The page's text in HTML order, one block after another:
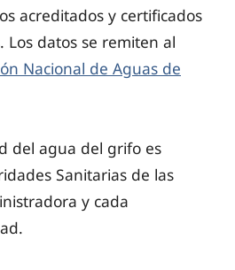
acreditados y certificados
datos se remiten al
Nacional de Aguas de
del agua del grifo es
Sanitarias de las
y cada